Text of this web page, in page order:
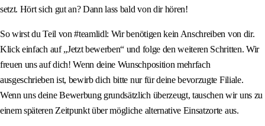
setzt. Hört sich gut an? Dann lass bald von dir hören!
So wirst du Teil von #teamlidl: Wir benötigen kein Anschreiben von dir.
Klick einfach auf „Jetzt bewerben“ und folge den weiteren Schritten. Wir
freuen uns auf dich! Wenn deine Wunschposition mehrfach
ausgeschrieben ist, bewirb dich bitte nur für deine bevorzugte Filiale.
Wenn uns deine Bewerbung grundsätzlich überzeugt, tauschen wir uns zu
einem späteren Zeitpunkt über mögliche alternative Einsatzorte aus.